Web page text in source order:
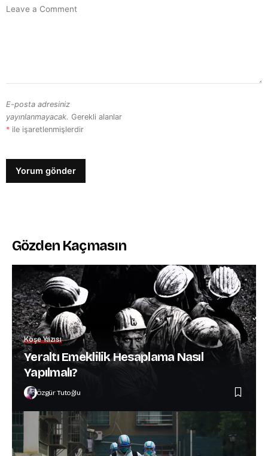
E-posta adresiniz
yayınlanmayacak. Gerekli alanlar
* ile işaretlenmişlerdir
Gözden Kaçmasın
Köşe Yazısı
Yeraltı Emeklilik Hesaplama Nasıl
Yapılmalı?
Özgür Tutoğlu